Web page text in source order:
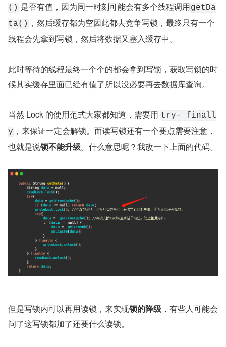
() 是否有值，因为同一时刻可能会有多个线程调用getDa
ta()
，然后缓存都为空因此都去竞争写锁，最终只有一个
线程会先拿到写锁，然后将数据又塞入缓存中。
此时等待的线程最终一个个的都会拿到写锁，获取写锁的时
候其实缓存里面已经有值了所以没必要再去数据库查询。
当然 Lock 的使用范式大家都知道，需要用 try- finall
y ，来保证一定会解锁。而读写锁还有一个要点需要注意，
也就是说锁不能升级。什么意思呢？我改一下上面的代码。
但是写锁内可以再用读锁，来实现锁的降级 ，有些人可能会
问了这写锁都加了还要什么读锁。